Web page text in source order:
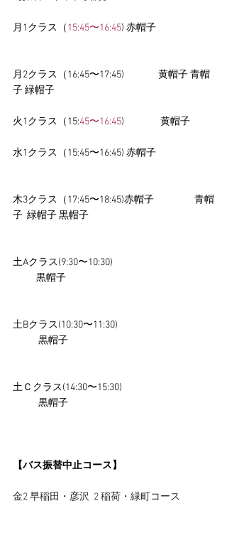
月1クラス（15:45〜16:45) 赤帽子
月2クラス（16:45〜17:45)                黄帽子 青帽
子 緑帽子
火1クラス（15:45〜16:45)                 黄帽子
水1クラス（15:45〜16:45) 赤帽子
木3クラス（17:45〜18:45)赤帽子                   青帽
子  緑帽子 黒帽子
土Aクラス(9:30〜10:30)
黒帽子
土Bクラス(10:30〜11:30)
黒帽子
土Ｃクラス(14:30〜15:30)
黒帽子
【バス振替中止コース】
金2 早稲田・彦沢  2 稲荷・緑町コース